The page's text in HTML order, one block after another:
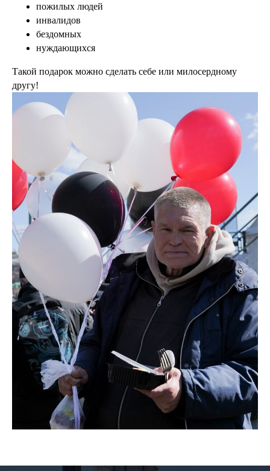
пожилых людей
инвалидов
бездомных
нуждающихся
Такой подарок можно сделать себе или милосердному
другу!